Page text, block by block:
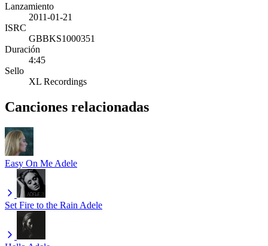
Lanzamiento
2011-01-21
ISRC
GBBKS1000351
Duración
4:45
Sello
XL Recordings
Canciones relacionadas
Easy On Me Adele
Set Fire to the Rain Adele